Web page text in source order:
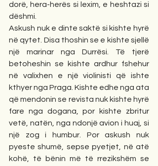
dorë, hera-herës si lexim, e heshtazi si
dëshmi.
Askush nuk e dinte saktë si kishte hyrë
në qytet. Disa thoshin se e kishte sjellë
një marinar nga Durrësi. Të tjerë
betoheshin se kishte ardhur fshehur
në valixhen e një violinisti që ishte
kthyer nga Praga. Kishte edhe nga ata
që mendonin se revista nuk kishte hyrë
fare nga dogana, por kishte zbritur
vetë, natën, nga ndonjë avion i huaj, si
një zog i humbur. Por askush nuk
pyeste shumë, sepse pyetjet, në atë
kohë, të bënin më të rrezikshëm se